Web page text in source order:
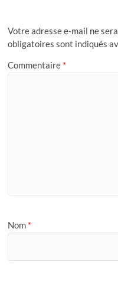
Votre adresse e-mail ne
obligatoires sont indiqués
Commentaire *
Nom *